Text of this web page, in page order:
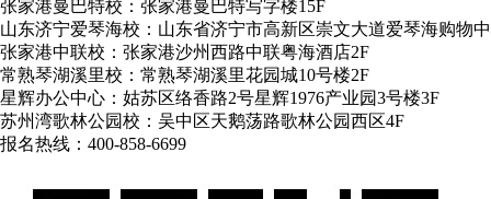
张家港曼巴特校：张家港曼巴特写字楼15F
山东济宁爱琴海校：山东省济宁市高新区崇文大道爱琴海购物
张家港中联校：张家港沙州西路中联粤海酒店2F
常熟琴湖溪里校：常熟琴湖溪里花园城10号楼2F
星辉办公中心：姑苏区络香路2号星辉1976产业园3号楼3F
苏州湾歌林公园校：吴中区天鹅荡路歌林公园西区4F
报名热线：400-858-6699